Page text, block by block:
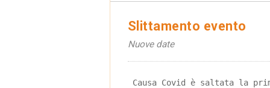
Slittamento evento
Nuove date
Causa Covid è saltata la